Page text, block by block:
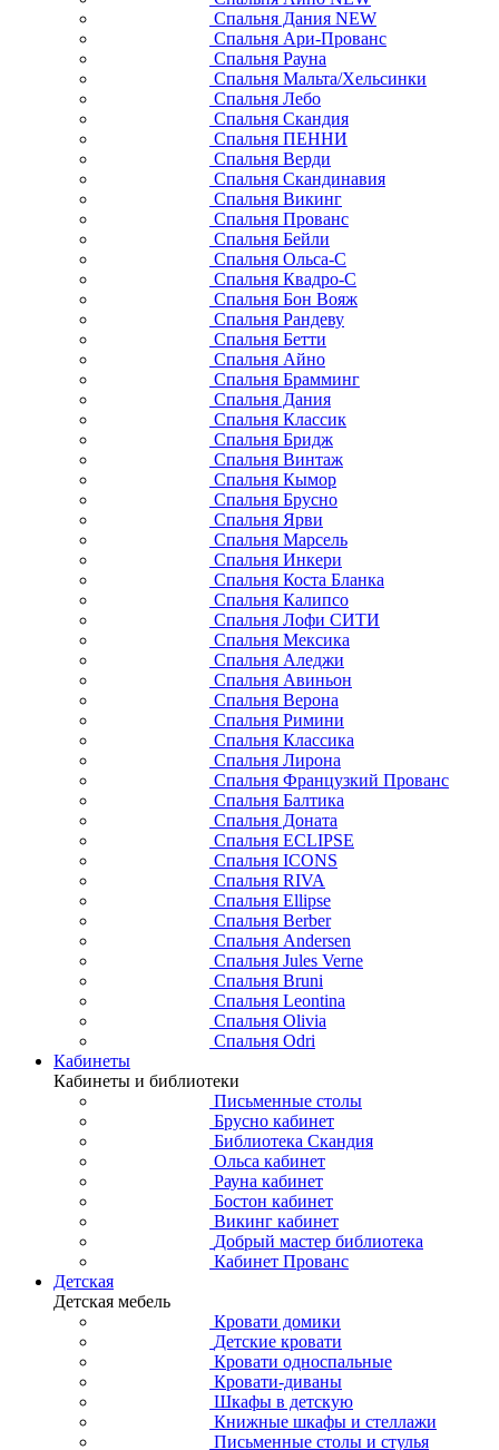
Спальня Дания NEW
Спальня Ари-Прованс
Спальня Рауна
Спальня Мальта/Хельсинки
Спальня Лебо
Спальня Скандия
Спальня ПЕННИ
Спальня Верди
Спальня Скандинавия
Спальня Викинг
Спальня Прованс
Спальня Бейли
Спальня Ольса-С
Спальня Квадро-С
Спальня Бон Вояж
Спальня Рандеву
Спальня Бетти
Спальня Айно
Спальня Брамминг
Спальня Дания
Спальня Классик
Спальня Бридж
Спальня Винтаж
Спальня Кымор
Спальня Брусно
Спальня Ярви
Спальня Марсель
Спальня Инкери
Спальня Коста Бланка
Спальня Калипсо
Спальня Лофи СИТИ
Спальня Мексика
Спальня Аледжи
Спальня Авиньон
Спальня Верона
Спальня Римини
Спальня Классика
Спальня Лирона
Спальня Французкий Прованс
Спальня Балтика
Спальня Доната
Спальня ECLIPSE
Спальня ICONS
Спальня RIVA
Спальня Ellipse
Спальня Berber
Спальня Andersen
Спальня Jules Verne
Спальня Bruni
Спальня Leontina
Спальня Olivia
Спальня Odri
Кабинеты
Кабинеты и библиотеки
Письменные столы
Брусно кабинет
Библиотека Скандия
Ольса кабинет
Рауна кабинет
Бостон кабинет
Викинг кабинет
Добрый мастер библиотека
Кабинет Прованс
Детская
Детская мебель
Кровати домики
Детские кровати
Кровати односпальные
Кровати-диваны
Шкафы в детскую
Книжные шкафы и стеллажи
Письменные столы и стулья